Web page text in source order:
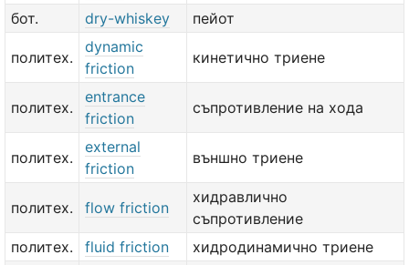
бот.
dry-whiskey пейот
политех.
dynamic
friction
кинетично триене
политех.
entrance
friction
съпротивление на хода
политех.
external
friction
външно триене
политех. flow friction
хидравлично
съпротивление
политех.
fluid friction хидродинамично триене